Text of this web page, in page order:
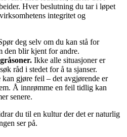
Hver beslutning du tar i løpet
integritet og
deg selv om du kan stå for
den blir kjent for andre.
Ikke alle situasjoner er
råd i stedet for å ta sjanser.
gjøre feil – det avgjørende er
Å innrømme en feil tidlig kan
senere.
du til en kultur der det er naturlig
ser på.